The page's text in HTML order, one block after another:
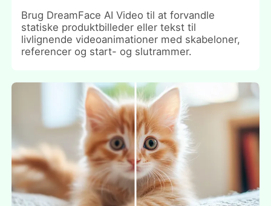
Brug DreamFace AI Video til at forvandle
statiske produktbilleder eller tekst til
livlignende videoanimationer med skabeloner,
referencer og start- og slutrammer.